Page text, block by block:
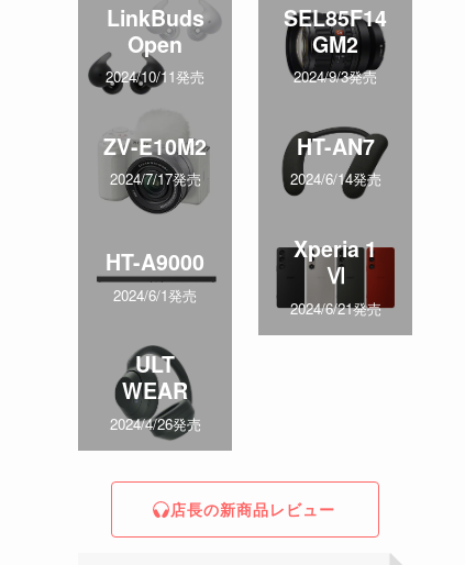
LinkBuds
Open
2024/10/11発売
SEL85F14
GM2
2024/9/3発売
ZV-E10M2
2024/7/17発売
HT-AN7
2024/6/14発売
HT-A9000
2024/6/1発売
Xperia 1
Ⅵ
2024/6/21発売
ULT
WEAR
2024/4/26発売
店長の新商品レビュー